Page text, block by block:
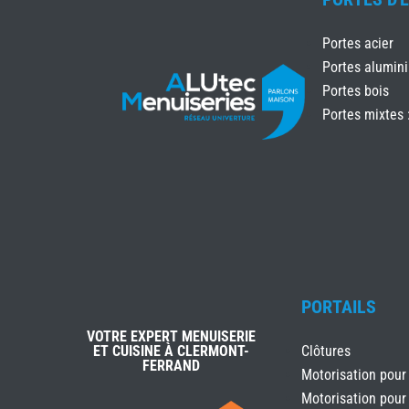
Portes acier
Portes
Portes bois
Portes
VOTRE EXPERT MENUISERIE
ET CUISINE À CLERMONT-
FERRAND
PORTAILS
Clôtures
Motorisation
Motorisation